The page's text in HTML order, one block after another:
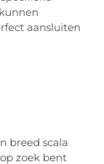
aansluiten
breed scala
zoek bent